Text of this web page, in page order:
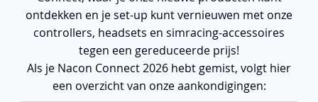
ontdekken en je set-up kunt vernieuwen met onze
controllers, headsets en simracing-accessoires
tegen een gereduceerde prijs!
Als je Nacon Connect 2026 hebt gemist, volgt hier
een overzicht van onze aankondigingen: